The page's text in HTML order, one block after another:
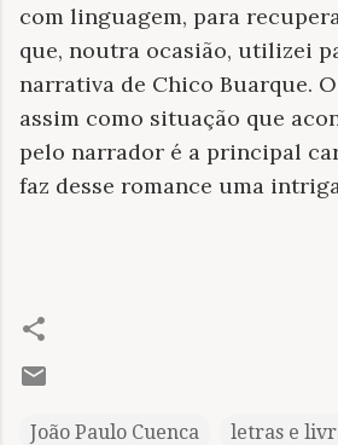
com linguagem, para
que, noutra ocasião, utilizei
narrativa de Chico Buarque.
assim como situação que
pelo narrador é a principal
faz desse romance uma
João Paulo Cuenca letras e